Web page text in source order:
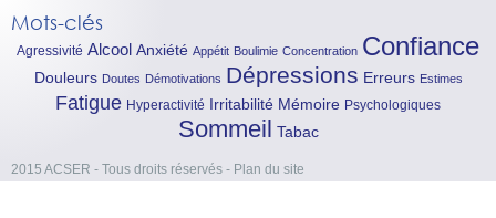
Mots-clés
Agressivité Alcool Anxiété Appétit Boulimie Concentration Confiance
Douleurs Doutes Démotivations Dépressions Erreurs Estimes
Fatigue Hyperactivité Irritabilité Mémoire Psychologiques
Sommeil Tabac
2015 ACSER - Tous droits réservés - Plan du site